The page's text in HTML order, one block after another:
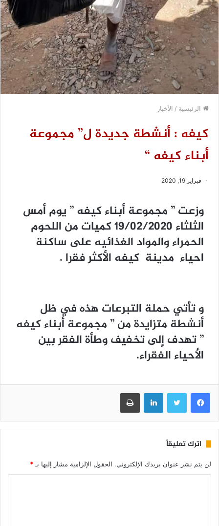
الرئيسية / الأخبار
كيفه : أنشطة جديدة ل” مجموعة
أبناء كيفه “
فبراير 19, 2020
وزعت ” مجموعة أبناء كيفه ” يوم أمس
الثلثاء 19/02/2020 كميات من اللحوم
الحمراء والمواد الغذائيه على ساكنة
احياء مدينة كيفه الأكثر فقرا .
و تأتي حملة التبرعات هذه في ظل
أنشطة متزايدة من ” مجموعة أبناء كيفه
” تهدف إلى تخفيف وطأة الفقر بين
الأحياء الفقراء.
فيسبوك تويتر لينكدإن طباعة
اترك تعليقاً
لن يتم نشر عنوان بريدك الإلكتروني. الحقول الإلزامية مشار إليها بـ *